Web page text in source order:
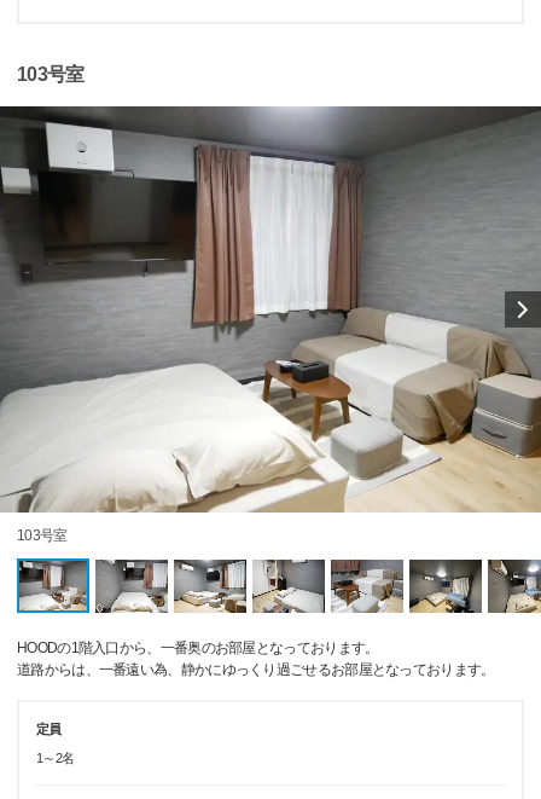
103号室
103号室
HOODの1階入口から、一番奥のお部屋となっております。
道路からは、一番遠い為、静かにゆっくり過ごせるお部屋となっております。
定員
1～2名